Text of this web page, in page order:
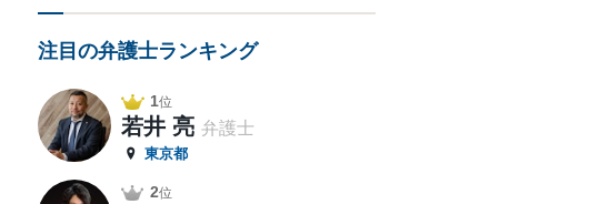
注目の弁護士ランキング
1位
若井 亮 弁護士
東京都
2位